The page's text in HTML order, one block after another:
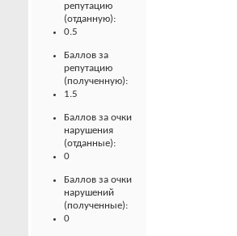
репутацию
(отданную):
0.5
Баллов за
репутацию
(полученную):
1.5
Баллов за очки
нарушения
(отданные):
0
Баллов за очки
нарушений
(полученные):
0